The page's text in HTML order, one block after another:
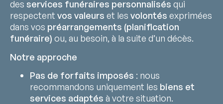
des services funéraires personnalisés qui
respectent vos valeurs et les volontés exprimées
dans vos préarrangements (planification
funéraire) ou, au besoin, à la suite d’un décès.
Notre approche
Pas de forfaits imposés : nous
recommandons uniquement les biens et
services adaptés à votre situation.